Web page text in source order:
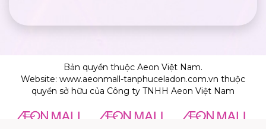
Bản quyền thuộc Aeon Việt Nam.
Website: www.aeonmall-tanphuceladon.com.vn thuộc
quyền sở hữu của Công ty TNHH Aeon Việt Nam